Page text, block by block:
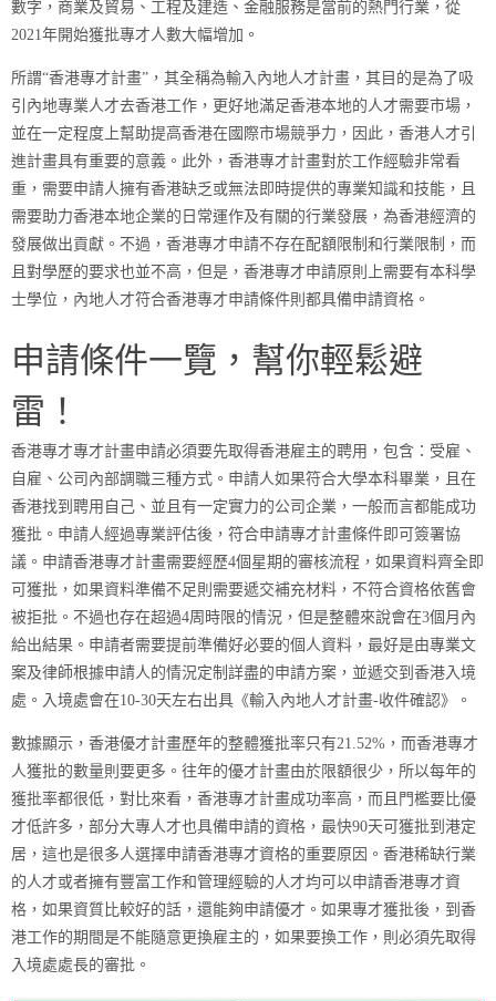
數字，商業及貿易、工程及建造、金融服務是當前的熱門行業，從
2021年開始獲批專才人數大幅增加。
所謂“香港專才計畫”，其全稱為輸入內地人才計畫，其目的是為了吸
引內地專業人才去香港工作，更好地滿足香港本地的人才需要市場，
並在一定程度上幫助提高香港在國際市場競爭力，因此，香港人才引
進計畫具有重要的意義。此外，香港專才計畫對於工作經驗非常看
重，需要申請人擁有香港缺乏或無法即時提供的專業知識和技能，且
需要助力香港本地企業的日常運作及有關的行業發展，為香港經濟的
發展做出貢獻。不過，香港專才申請不存在配額限制和行業限制，而
且對學歷的要求也並不高，但是，香港專才申請原則上需要有本科學
士學位，內地人才符合香港專才申請條件則都具備申請資格。
申請條件一覽，幫你輕鬆避
雷！
香港專才專才計畫申請必須要先取得香港雇主的聘用，包含：受雇、
自雇、公司內部調職三種方式。申請人如果符合大學本科畢業，且在
香港找到聘用自己、並且有一定實力的公司企業，一般而言都能成功
獲批。申請人經過專業評估後，符合申請專才計畫條件即可簽署協
議。申請香港專才計畫需要經歷4個星期的審核流程，如果資料齊全即
可獲批，如果資料準備不足則需要遞交補充材料，不符合資格依舊會
被拒批。不過也存在超過4周時限的情況，但是整體來說會在3個月內
給出結果。申請者需要提前準備好必要的個人資料，最好是由專業文
案及律師根據申請人的情況定制詳盡的申請方案，並遞交到香港入境
處。入境處會在10-30天左右出具《輸入內地人才計畫-收件確認》。
數據顯示，香港優才計畫歷年的整體獲批率只有21.52%，而香港專才
人獲批的數量則要更多。往年的優才計畫由於限額很少，所以每年的
獲批率都很低，對比來看，香港專才計畫成功率高，而且門檻要比優
才低許多，部分大專人才也具備申請的資格，最快90天可獲批到港定
居，這也是很多人選擇申請香港專才資格的重要原因。香港稀缺行業
的人才或者擁有豐富工作和管理經驗的人才均可以申請香港專才資
格，如果資質比較好的話，還能夠申請優才。如果專才獲批後，到香
港工作的期間是不能隨意更換雇主的，如果要換工作，則必須先取得
入境處處長的審批。